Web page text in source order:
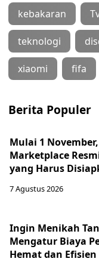
kebakaran
teknologi
xiaomi fifa
Berita Populer
Mulai 1
Marketplace
yang Harus
7 Agustus 2026
Ingin Menikah
Mengatur Biaya
Hemat dan Efisien